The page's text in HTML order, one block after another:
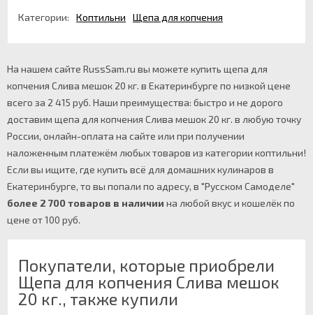
Категории: Коптильни Щепа для копчения
На нашем сайте RussSam.ru вы можете купить щепа для
копчения Слива мешок 20 кг. в Екатеринбурге по низкой цене
всего за 2 415 руб. Наши преимущества: быстро и не дорого
доставим щепа для копчения Слива мешок 20 кг. в любую точку
России, онлайн-оплата на сайте или при получении
наложенным платежём любых товаров из категории коптильни!
Если вы ищите, где купить всё для домашних кулинаров в
Екатеринбурге, то вы попали по адресу, в "Русском Самоделе"
более 2 700 товаров в наличии на любой вкус и кошелёк по
цене от 100 руб.
Покупатели, которые приобрели
Щепа для копчения Слива мешок
20 кг., также купили